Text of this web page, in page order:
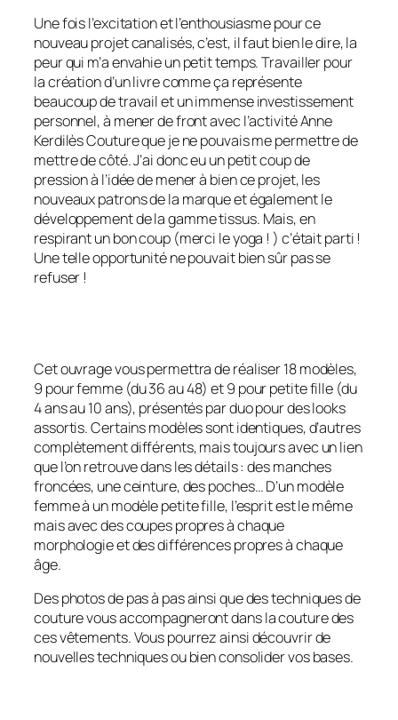
Une fois l’excitation et l’enthousiasme pour ce
nouveau projet canalisés, c’est, il faut bien le dire, la
peur qui m’a envahie un petit temps. Travailler pour
la création d’un livre comme ça représente
beaucoup de travail et un immense investissement
personnel, à mener de front avec l’activité Anne
Kerdilès Couture que je ne pouvais me permettre de
mettre de côté. J’ai donc eu un petit coup de
pression à l’idée de mener à bien ce projet, les
nouveaux patrons de la marque et également le
développement de la gamme tissus. Mais, en
respirant un bon coup (merci le yoga ! ) c’était parti !
Une telle opportunité ne pouvait bien sûr pas se
refuser !
Cet ouvrage vous permettra de réaliser 18 modèles,
9 pour femme (du 36 au 48) et 9 pour petite fille (du
4 ans au 10 ans), présentés par duo pour des looks
assortis. Certains modèles sont identiques, d’autres
complètement différents, mais toujours avec un lien
que l’on retrouve dans les détails : des manches
froncées, une ceinture, des poches… D’un modèle
femme à un modèle petite fille, l’esprit est le même
mais avec des coupes propres à chaque
morphologie et des différences propres à chaque
âge.
Des photos de pas à pas ainsi que des techniques de
couture vous accompagneront dans la couture des
ces vêtements. Vous pourrez ainsi découvrir de
nouvelles techniques ou bien consolider vos bases.